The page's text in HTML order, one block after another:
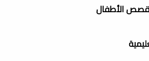
قصص الأطفال